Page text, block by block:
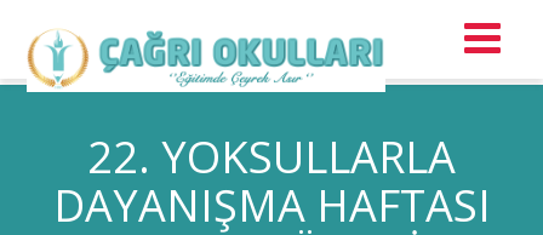
22. YOKSULLARLA
DAYANIŞMA HAFTASI